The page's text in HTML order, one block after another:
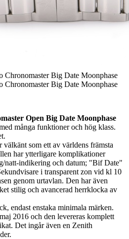
Open Big Date Moonphase
många funktioner och hög klass.
som ett av världens främsta
har ytterligare komplikationer
natt-indikering och datum; "Bif Date"
i transparent zon vid kl 10
genom urtavlan. Den har även
stilig och avancerad herrklocka av
endast enstaka minimala märken.
2016 och den levereras komplett
Det ingår även en Zenith